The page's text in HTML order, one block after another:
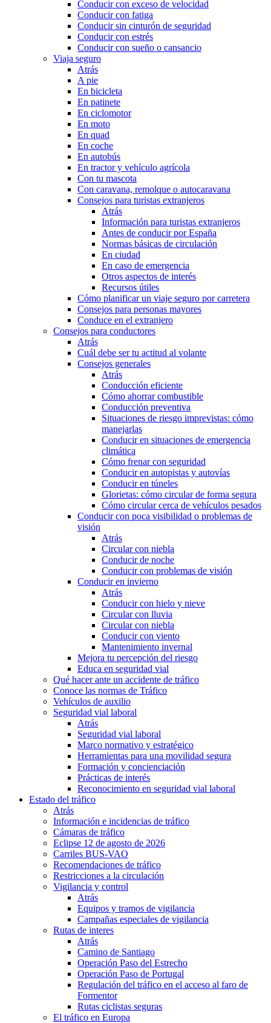
Conducir con exceso de velocidad
Conducir con fatiga
Conducir sin cinturón de seguridad
Conducir con estrés
Conducir con sueño o cansancio
Viaja seguro
Atrás
A pie
En bicicleta
En patinete
En ciclomotor
En moto
En quad
En coche
En autobús
En tractor y vehículo agrícola
Con tu mascota
Con caravana, remolque o autocaravana
Consejos para turistas extranjeros
Atrás
Información para turistas extranjeros
Antes de conducir por España
Normas básicas de circulación
En ciudad
En caso de emergencia
Otros aspectos de interés
Recursos útiles
Cómo planificar un viaje seguro por carretera
Consejos para personas mayores
Conduce en el extranjero
Consejos para conductores
Atrás
Cuál debe ser tu actitud al volante
Consejos generales
Atrás
Conducción eficiente
Cómo ahorrar combustible
Conducción preventiva
Situaciones de riesgo imprevistas: cómo
manejarlas
Conducir en situaciones de emergencia
climática
Cómo frenar con seguridad
Conducir en autopistas y autovías
Conducir en túneles
Glorietas: cómo circular de forma segura
Cómo circular cerca de vehículos pesados
Conducir con poca visibilidad o problemas de
visión
Atrás
Circular con niebla
Conducir de noche
Conducir con problemas de visión
Conducir en invierno
Atrás
Conducir con hielo y nieve
Circular con lluvia
Circular con niebla
Conducir con viento
Mantenimiento invernal
Mejora tu percepción del riesgo
Educa en seguridad vial
Qué hacer ante un accidente de tráfico
Conoce las normas de Tráfico
Vehículos de auxilio
Seguridad vial laboral
Atrás
Seguridad vial laboral
Marco normativo y estratégico
Herramientas para una movilidad segura
Formación y concienciación
Prácticas de interés
Reconocimiento en seguridad vial laboral
Estado del tráfico
Atrás
Información e incidencias de tráfico
Cámaras de tráfico
Eclipse 12 de agosto de 2026
Carriles BUS-VAO
Recomendaciones de tráfico
Restricciones a la circulación
Vigilancia y control
Atrás
Equipos y tramos de vigilancia
Campañas especiales de vigilancia
Rutas de interes
Atrás
Camino de Santiago
Operación Paso del Estrecho
Operación Paso de Portugal
Regulación del tráfico en el acceso al faro de
Formentor
Rutas ciclistas seguras
El tráfico en Europa